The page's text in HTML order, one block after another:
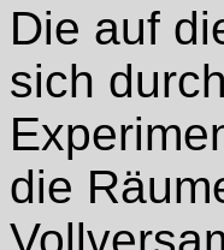
Die auf
sich
die